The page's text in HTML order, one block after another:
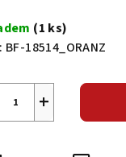
(1 ks)
BF-18514_ORANZ
+